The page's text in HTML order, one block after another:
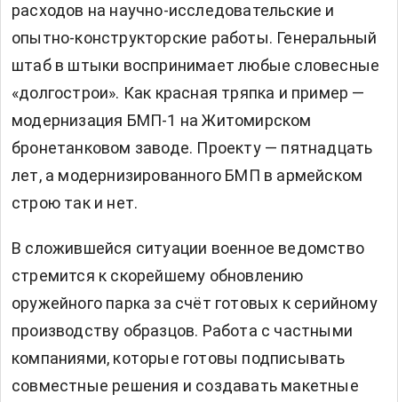
расходов на научно-исследовательские и
опытно-конструкторские работы. Генеральный
штаб в штыки воспринимает любые словесные
«долгострои». Как красная тряпка и пример —
модернизация БМП-1 на Житомирском
бронетанковом заводе. Проекту — пятнадцать
лет, а модернизированного БМП в армейском
строю так и нет.
В сложившейся ситуации военное ведомство
стремится к скорейшему обновлению
оружейного парка за счёт готовых к серийному
производству образцов. Работа с частными
компаниями, которые готовы подписывать
совместные решения и создавать макетные